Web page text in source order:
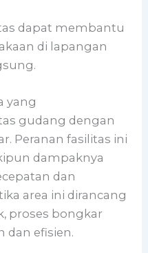
dapat membantu
di lapangan
yang
gudang dengan
Peranan fasilitas ini
dampaknya
dan
area ini dirancang
proses bongkar
dan efisien.